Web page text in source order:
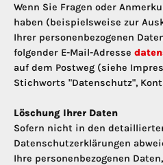
Wenn Sie Fragen oder
haben (beispielsweise zur
Ihrer personenbezogenen
folgender E-Mail-Adresse
auf dem Postweg (siehe
Stichworts "Datenschutz",
Löschung Ihrer Daten
Sofern nicht in den
Datenschutzerklärungen
Ihre personenbezogenen